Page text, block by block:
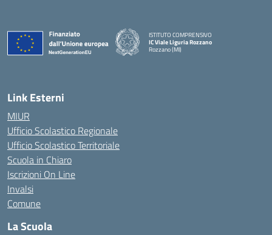
ISTITUTO COMPRENSIVO
IC Viale Liguria Rozzano
Rozzano (MI)
Link Esterni
MIUR
Ufficio Scolastico Regionale
Ufficio Scolastico Territoriale
Scuola in Chiaro
Iscrizioni On Line
Invalsi
Comune
La Scuola